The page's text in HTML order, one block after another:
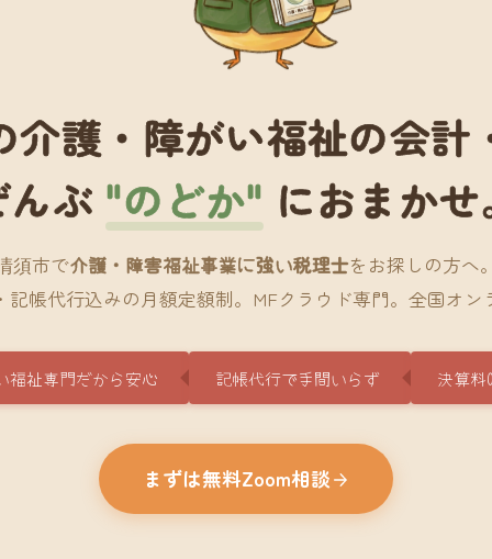
介護・障がい福祉の会計
ぶ "のどか" におまかせ
須市で介護・障害福祉事業に強い税理士をお探しの方へ。
記帳代行込みの月額定額制。MFクラウド専門。全国オン
福祉専門だから安心 記帳代行で手間いらず 決算料
まずは無料Zoom相談